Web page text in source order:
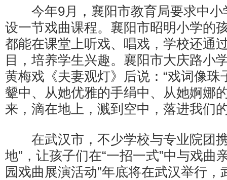
今年9月，襄阳市教育局要求中小
设一节戏曲课程。襄阳市昭明小学的
都能在课堂上听戏、唱戏，学校还通
目，培养学生兴趣。襄阳市大庆路小
黄梅戏《夫妻观灯》后说：“戏词像珠
颦中、从她优雅的手绢中、从她婀娜
来，滴在地上，溅到空中，落进我
在武汉市，不少学校与专业院团携
地”，让孩子们在“一招一式”中与戏曲
园戏曲展演活动”年底将在武汉举行